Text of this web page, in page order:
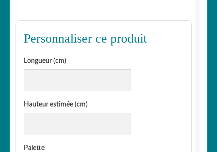
Personnaliser ce produit
Longueur (cm)
Hauteur estimée (cm)
Palette